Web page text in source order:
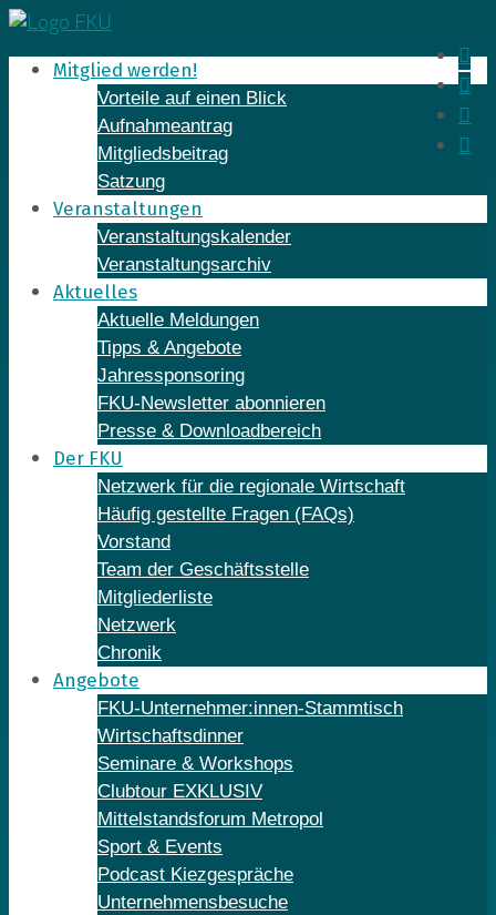
Skip
to
contentMitglied werden!
Vorteile auf einen Blick
Aufnahmeantrag
Mitgliedsbeitrag
Satzung
Veranstaltungen
Veranstaltungskalender
Veranstaltungsarchiv
Aktuelles
Aktuelle Meldungen
Tipps & Angebote
Jahressponsoring
FKU-Newsletter abonnieren
Presse & Downloadbereich
Der FKU
Netzwerk für die regionale Wirtschaft
Häufig gestellte Fragen (FAQs)
Vorstand
Team der Geschäftsstelle
Mitgliederliste
Netzwerk
Chronik
Angebote
FKU-Unternehmer:innen-Stammtisch
Wirtschaftsdinner
Seminare & Workshops
Clubtour EXKLUSIV
Mittelstandsforum Metropol
Sport & Events
Podcast Kiezgespräche
Unternehmensbesuche